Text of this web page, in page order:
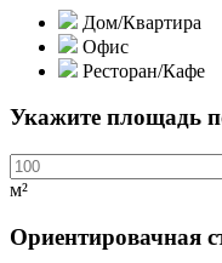
Дом/Квартира
Офис
Ресторан/Кафе
Укажите площадь
м²
Ориентировачная